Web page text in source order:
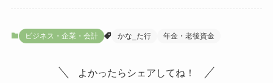
ビジネス・企業・会計 かな_た行 年金・老後資金
よかったらシェアしてね！